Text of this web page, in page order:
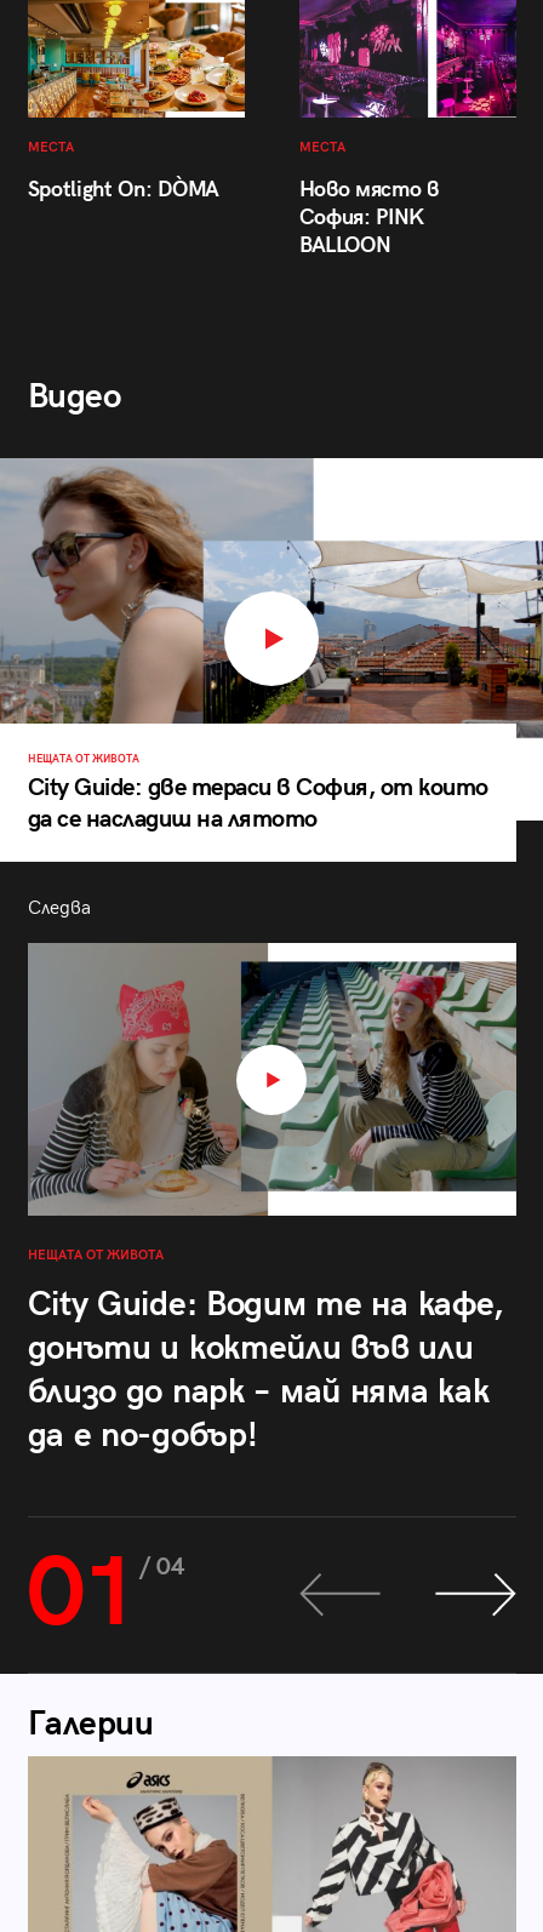
МЕСТА
Spotlight On: DÒMA
МЕСТА
Ново място в
София: PINK
BALLOON
Видео
НЕЩАТА ОТ ЖИВОТА
City Guide: две тераси в София, от които
да се насладиш на лятото
Следва
НЕЩАТА ОТ ЖИВОТА
City Guide: Водим те на кафе,
донъти и коктейли във или
близо до парк – май няма как
да е по-добър!
01 / 04
Галерии